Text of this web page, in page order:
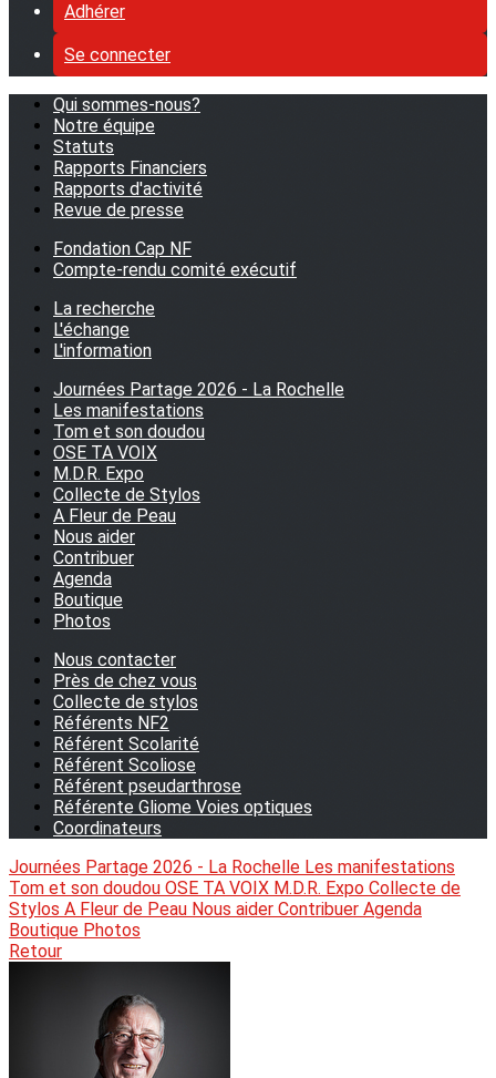
Adhérer
Se connecter
Qui sommes-nous?
Notre équipe
Statuts
Rapports Financiers
Rapports d'activité
Revue de presse
Fondation Cap NF
Compte-rendu comité exécutif
La recherche
L'échange
L'information
Journées Partage 2026 - La Rochelle
Les manifestations
Tom et son doudou
OSE TA VOIX
M.D.R. Expo
Collecte de Stylos
A Fleur de Peau
Nous aider
Contribuer
Agenda
Boutique
Photos
Nous contacter
Près de chez vous
Collecte de stylos
Référents NF2
Référent Scolarité
Référent Scoliose
Référent pseudarthrose
Référente Gliome Voies optiques
Coordinateurs
Journées Partage 2026 - La Rochelle Les manifestations
Tom et son doudou OSE TA VOIX M.D.R. Expo Collecte de
Stylos A Fleur de Peau Nous aider Contribuer Agenda
Boutique Photos
Retour